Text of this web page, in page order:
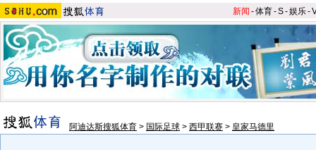
新闻 -体育-S-娱乐-
阿迪达斯搜狐体育 > 国际足球 > 西甲联赛 > 皇家马德里